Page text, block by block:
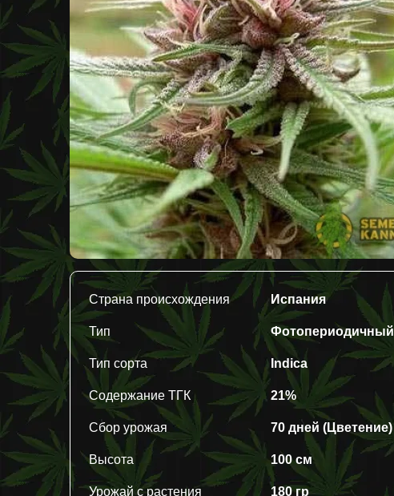
Страна происхождения Испания
Тип Фотопериодичный
Тип сорта Indica
Содержание ТГК 21%
Сбор урожая 70 дней (Цветение)
Высота 100 см
Урожай с растения 180 гр